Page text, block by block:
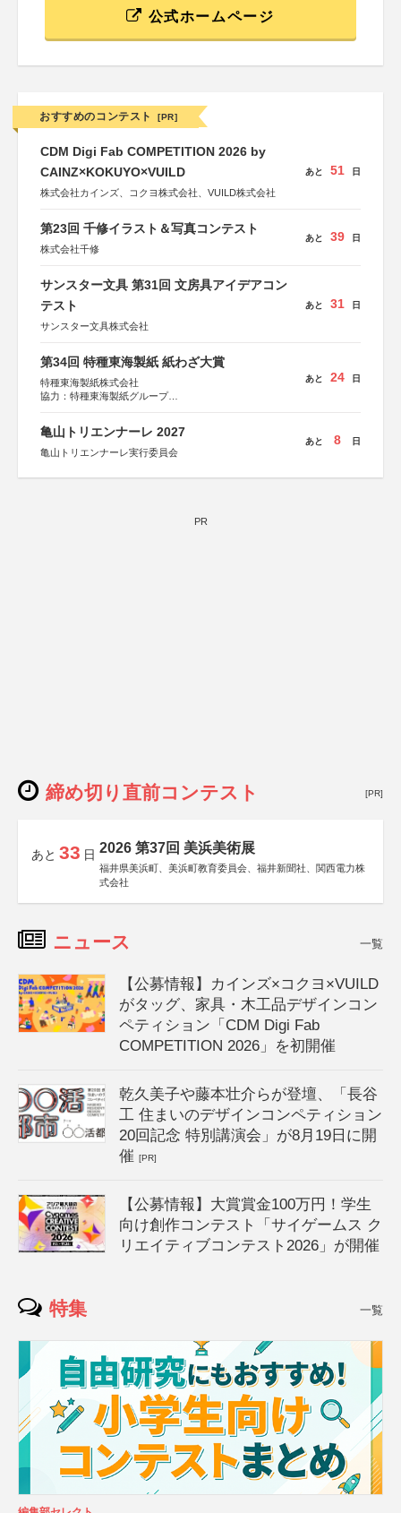
公式ホームページ
おすすめのコンテスト [PR]
CDM Digi Fab COMPETITION 2026 by
CAINZ×KOKUYO×VUILD
株式会社カインズ、コクヨ株式会社、VUILD株式会社
あと 51 日
第23回 千修イラスト＆写真コンテスト
株式会社千修
あと 39 日
サンスター文具 第31回 文房具アイデアコン
テスト
サンスター文具株式会社
あと 31 日
第34回 特種東海製紙 紙わざ大賞
特種東海製紙株式会社
協力：特種東海製紙グループ
あと 24 日
亀山トリエンナーレ 2027
亀山トリエンナーレ実行委員会
あと 8 日
PR
締め切り直前コンテスト [PR]
あと 33 日 2026 第37回 美浜美術展
福井県美浜町、美浜町教育委員会、福井新聞社、関西電力株
式会社
ニュース 一覧
【公募情報】カインズ×コクヨ×VUILD
がタッグ、家具・木工品デザインコン
ペティション「CDM Digi Fab
COMPETITION 2026」を初開催
乾久美子や藤本壮介らが登壇、「長谷
工 住まいのデザインコンペティション
20回記念 特別講演会」が8月19日に開
催[PR]
【公募情報】大賞賞金100万円！学生
向け創作コンテスト「サイゲームス ク
リエイティブコンテスト2026」が開催
特集 一覧